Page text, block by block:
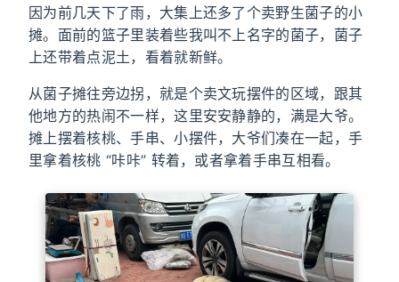
因为前几天下了雨，大集上还多了个卖野生菌子的小
摊。面前的篮子里装着些我叫不上名字的菌子，菌子
上还带着点泥土，看着就新鲜。
从菌子摊往旁边拐，就是个卖文玩摆件的区域，跟其
他地方的热闹不一样，这里安安静静的，满是大爷。
摊上摆着核桃、手串、小摆件，大爷们凑在一起，手
里拿着核桃 “咔咔” 转着，或者拿着手串互相看。